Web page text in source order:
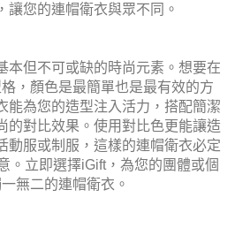
讓您的連帽衛衣與眾不同。
本但不可或缺的時尚元素。想要在
，顏色是最簡單也是最有效的方
能為您的造型注入活力，搭配簡潔
的對比效果。使用對比色更能讓造
動服或制服，這樣的連帽衛衣必定
。立即選擇iGift，為您的團體或個
無二的連帽衛衣。